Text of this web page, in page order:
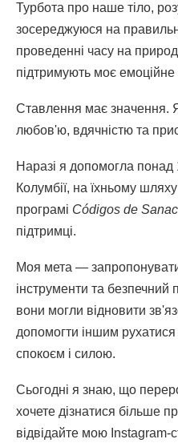
Турбота про наше тіло,
зосереджуюся на
проведенні часу на
підтримують моє емоційне
Ставлення має значення.
любов'ю, вдячністю та
Наразі я допомогла
Колумбії, на їхньому
програмі Códigos de
підтримці.
Моя мета —
інструменти та
вони могли відновити
допомогти іншим
спокоєм і силою.
Сьогодні я знаю, що
хочете дізнатися більше
відвідайте мою Instagram-